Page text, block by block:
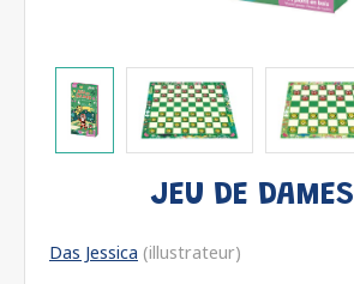
JEU DE DAMES
Das Jessica (illustrateur)